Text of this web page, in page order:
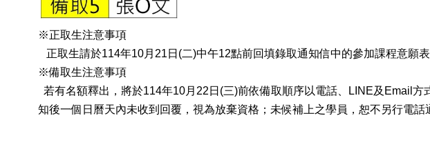
※正取生注意事項
正取生請於114年10月21日(二)中午12點前回填錄取通知信中的參加課程意願
※備取生注意事項
若有名額釋出，將於114年10月22日(三)前依備取順序以電話、LINE及Email
知後一個日曆天內未收到回覆，視為放棄資格；未候補上之學員，恕不另行電話